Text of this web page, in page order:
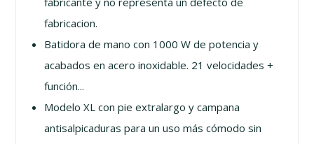
fabricacion.
Batidora de mano con 1000 W de potencia y
acabados en acero inoxidable. 21 velocidades +
función...
Modelo XL con pie extralargo y campana
antisalpicaduras para un uso más cómodo sin